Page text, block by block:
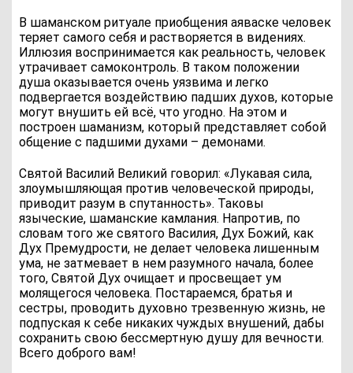
В шаманском ритуале приобщения аяваске человек
теряет самого себя и растворяется в видениях.
Иллюзия воспринимается как реальность, человек
утрачивает самоконтроль. В таком положении
душа оказывается очень уязвима и легко
подвергается воздействию падших духов, которые
могут внушить ей всё, что угодно. На этом и
построен шаманизм, который представляет собой
общение с падшими духами – демонами.
Святой Василий Великий говорил: «Лукавая сила,
злоумышляющая против человеческой природы,
приводит разум в спутанность». Таковы
языческие, шаманские камлания. Напротив, по
словам того же святого Василия, Дух Божий, как
Дух Премудрости, не делает человека лишенным
ума, не затмевает в нем разумного начала, более
того, Святой Дух очищает и просвещает ум
молящегося человека. Постараемся, братья и
сестры, проводить духовно трезвенную жизнь, не
подпуская к себе никаких чуждых внушений, дабы
сохранить свою бессмертную душу для вечности.
Всего доброго вам!